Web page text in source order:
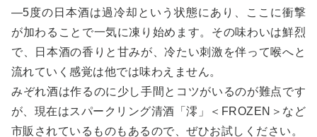
―5度の日本酒は過冷却という状態にあり、ここに衝撃
が加わることで一気に凍り始めます。その味わいは鮮烈
で、日本酒の香りと甘みが、冷たい刺激を伴って喉へと
流れていく感覚は他では味わえません。
みぞれ酒は作るのに少し手間とコツがいるのが難点です
が、現在はスパークリング清酒「澪」＜FROZEN＞など
市販されているものもあるので、ぜひお試しください。